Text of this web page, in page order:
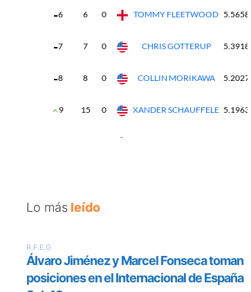
Lo más leído